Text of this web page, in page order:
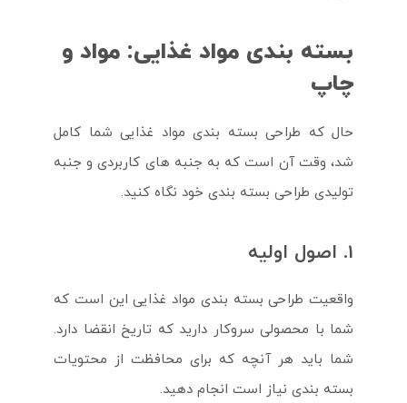
بسته بندی مواد غذایی: مواد و
چاپ
حال که طراحی بسته بندی مواد غذایی شما کامل
شد، وقت آن است که به جنبه های کاربردی و جنبه
تولیدی طراحی بسته بندی خود نگاه کنید.
1. اصول اولیه
واقعیت طراحی بسته بندی مواد غذایی این است که
شما با محصولی سروکار دارید که تاریخ انقضا دارد.
شما باید هر آنچه که برای محافظت از محتویات
بسته بندی نیاز است انجام دهید.